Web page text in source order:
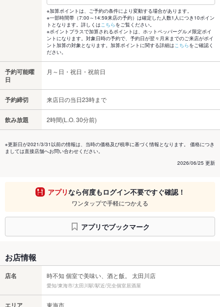
※加算ポイントは、ご予約の条件により変動する場合があります。
※一部時間帯（7:00～14:59来店の予約）は確定した人数1人につき10ポイン
トとなります。詳しくはこちらをご覧ください。
※ポイントプラスで加算されるポイントは、ホットペッパーグルメ限定ポイ
ントになります。対象日時の予約で、予約日が翌々月末までのご来店がポイ
ント加算の対象となります。加算ポイントに関する詳細はこちらをご確認く
ださい。
予約可能曜
日
月～日・祝日・祝前日
予約締切 来店日の当日23時まで
飲み放題 2時間(L.O. 30分前)
※更新日が2021/3/31以前の情報は、当時の価格及び税率に基づく情報となります。 価格につき
ましては直接店舗へお問い合わせください。
2026/06/25 更新
アプリなら何度もログイン不要ですぐ確認！
ワンタップで手軽につかえる
アプリでブックマーク
お店情報
店名 時不知 個室で美味い、酒と飯。 太田川店
愛知/東海市/太田川駅/駅近/完全個室居酒屋
エリア 東海市